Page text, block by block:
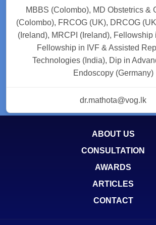
MBBS (Colombo), MD Obstetrics &
(Colombo), FRCOG (UK), DRCOG
(Ireland), MRCPI (Ireland), Fellowship
Fellowship in IVF & Assisted
Technologies (India), Dip in
Endoscopy (Germany)
dr.mathota@vog.lk
ABOUT US
CONSULTATION
AWARDS
ARTICLES
CONTACT